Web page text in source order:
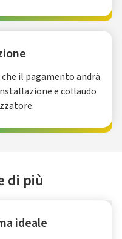
il pagamento andrà
e collaudo
di più
ideale